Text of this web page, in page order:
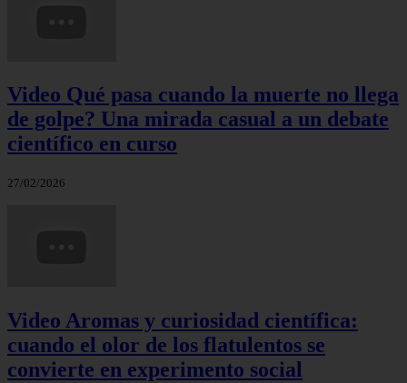
Video Qué pasa cuando la muerte no llega
de golpe? Una mirada casual a un debate
científico en curso
27/02/2026
Video Aromas y curiosidad científica:
cuando el olor de los flatulentos se
convierte en experimento social